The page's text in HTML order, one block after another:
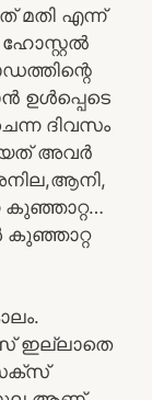
മതി എന്ന്
ഹോസ്റ്റൽ
ഉൾപ്പെടെ
ദിവസം
അവർ
ഇല്ലാതെ